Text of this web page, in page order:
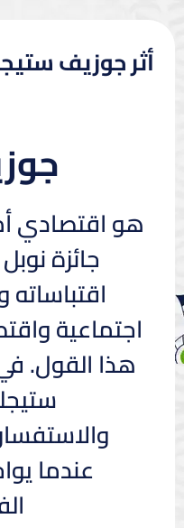
أثر جوزيف
هو اقتصادي
جائزة
اقتباساته
اجتماعية
هذا القول.
عندما